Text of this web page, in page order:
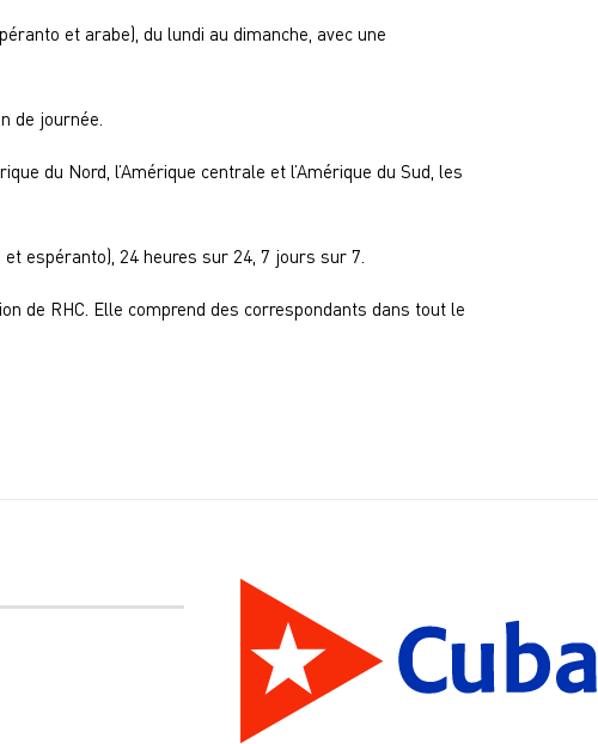
et arabe), du lundi au dimanche, avec une
de journée.
du Nord, l’Amérique centrale et l’Amérique du Sud, les
espéranto), 24 heures sur 24, 7 jours sur 7.
de RHC. Elle comprend des correspondants dans tout le